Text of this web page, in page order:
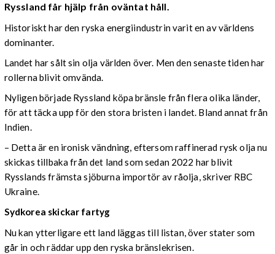
Ryssland får hjälp från oväntat håll.
Historiskt har den ryska energiindustrin varit en av världens
dominanter.
Landet har sålt sin olja världen över. Men den senaste tiden har
rollerna blivit omvända.
Nyligen började Ryssland köpa bränsle från flera olika länder,
för att täcka upp för den stora bristen i landet. Bland annat från
Indien.
– Detta är en ironisk vändning, eftersom raffinerad rysk olja nu
skickas tillbaka från det land som sedan 2022 har blivit
Rysslands främsta sjöburna importör av råolja, skriver RBC
Ukraine.
Sydkorea skickar fartyg
Nu kan ytterligare ett land läggas till listan, över stater som
går in och räddar upp den ryska bränslekrisen.